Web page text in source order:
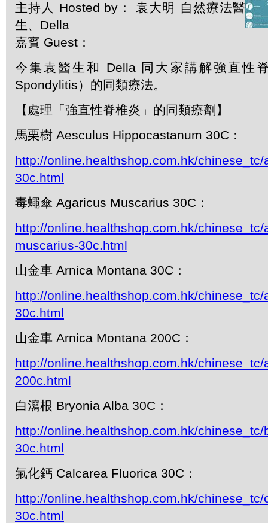
主持人 Hosted by： 袁大明 自然療法醫
生、Della
嘉賓 Guest：
今集袁醫生和 Della 同大家講解強直性
Spondylitis）的同類療法。
【處理「強直性脊椎炎」的同類療劑】
馬栗樹 Aesculus Hippocastanum 30C：
http://online.healthshop.com.hk/
30c.html
毒蠅傘 Agaricus Muscarius 30C：
http://online.healthshop.com.hk/chinese_tc/
muscarius-30c.html
山金車 Arnica Montana 30C：
http://online.healthshop.com.hk/
30c.html
山金車 Arnica Montana 200C：
http://online.healthshop.com.hk/
200c.html
白瀉根 Bryonia Alba 30C：
http://online.healthshop.com.hk/chinese_tc/
30c.html
氟化鈣 Calcarea Fluorica 30C：
http://online.healthshop.com.hk/
30c.html